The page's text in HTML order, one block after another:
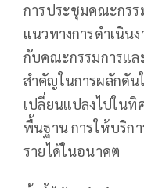
การประชุมคณะกรร
แนวทางการดำเนิน
กับคณะกรรมการแล
สำคัญในการผลักดั
เปลี่ยนแปลงไปในทิ
พื้นฐาน การให้บริก
รายได้ในอนาคต